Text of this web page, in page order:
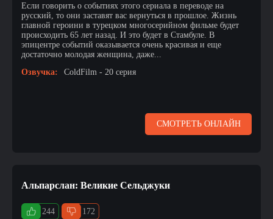
Если говорить о событиях этого сериала в переводе на
русский, то они заставят вас вернуться в прошлое. Жизнь
главной героини в турецком многосерийном фильме будет
происходить 65 лет назад. И это будет в Стамбуле. В
эпицентре событий оказывается очень красивая и еще
достаточно молодая женщина, даже...
Озвучка:
ColdFilm - 20 серия
СМОТРЕТЬ ОНЛАЙН
Альпарслан: Великие Сельджуки
244 172